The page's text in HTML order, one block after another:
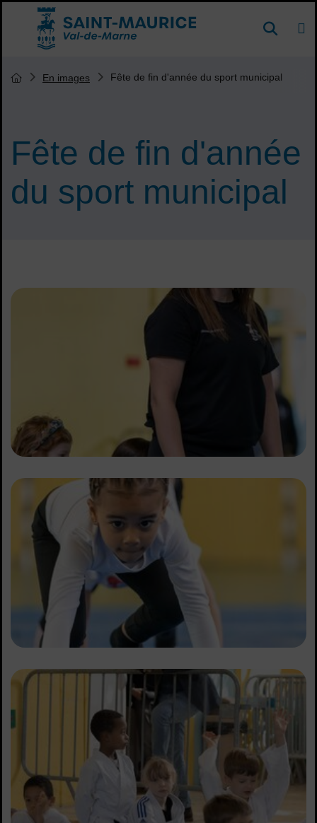
Menu de raccourcis
Accueil ville de Saint-Maurice DE
Fête de fin d'année
du sport municipal
Vous êtes ici :
Page d'accueil du site
En images Fête de fin d'année du sport municipal